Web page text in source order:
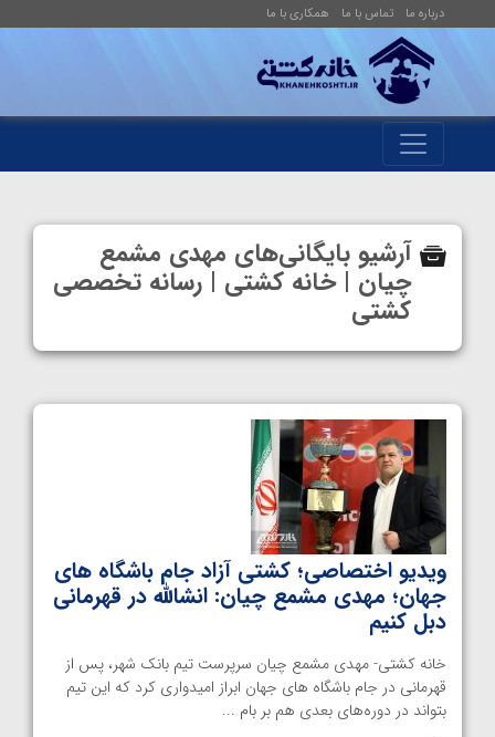
درباره ما تماس با ما همکاری با ما
آرشیو بایگانی‌های مهدی مشمع
چیان | خانه کشتی | رسانه تخصصی
کشتی
ویدیو اختصاصی؛ کشتی آزاد جام باشگاه های
جهان؛ مهدی مشمع چیان: انشالله در قهرمانی
دبل کنیم
خانه کشتی- مهدی مشمع چیان سرپرست تیم بانک شهر، پس از
قهرمانی در جام باشگاه های جهان ابراز امیدواری کرد که این تیم
بتواند در دوره‌های بعدی هم بر بام ...